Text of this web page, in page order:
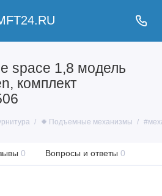
space 1,8 модель
комплект
✹ Подъемные механизмы
0 Вопросы и ответы 0